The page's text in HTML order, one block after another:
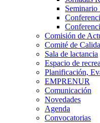
Seminario
Comisión de
Comité de
Sala de lactancia
Espacio de
Planificación,
EMPRENUR
Comunicación
Novedades
Agenda
Convocatorias